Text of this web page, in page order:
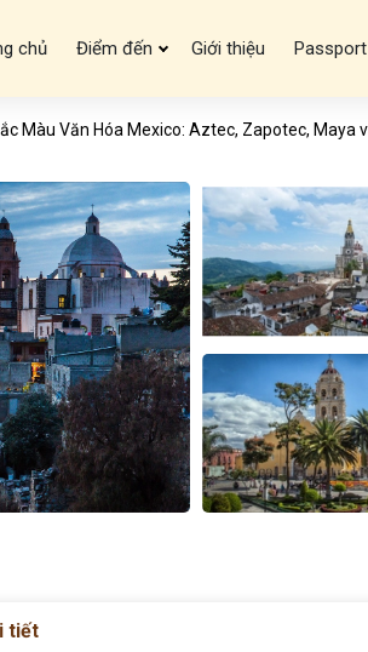
chủ Điểm đến Giới thiệu
Màu Văn Hóa Mexico: Aztec, Zapotec, Maya
tiết